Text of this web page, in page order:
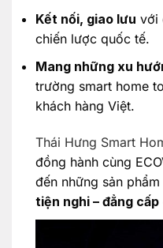
Kết nối, giao lưu với
chiến lược quốc tế.
Mang những xu
trường smart home
khách hàng Việt.
Thái Hưng Smart
đồng hành cùng
đến những sản
tiện nghi – đẳng cấp